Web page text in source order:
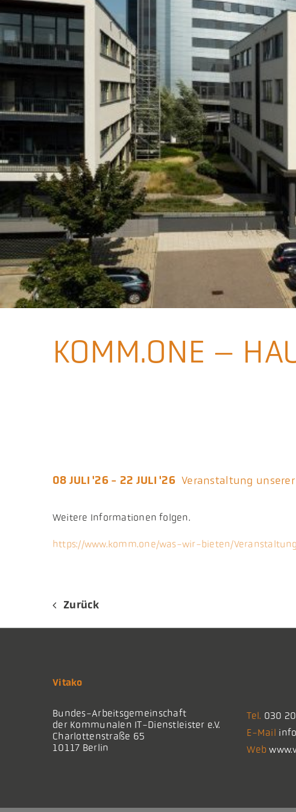
KOMM.ONE –
08 JULI '26 - 22 JULI '26 Veranstaltung
Weitere Informationen folgen.
https://www.komm.one/was-wir-bieten/
Zurück
Vitako
Bundes-Arbeitsgemeinschaft
der Kommunalen IT-Dienstleister e.V.
Charlottenstraße 65
10117 Berlin
Tel. 030
E-Mail
Web